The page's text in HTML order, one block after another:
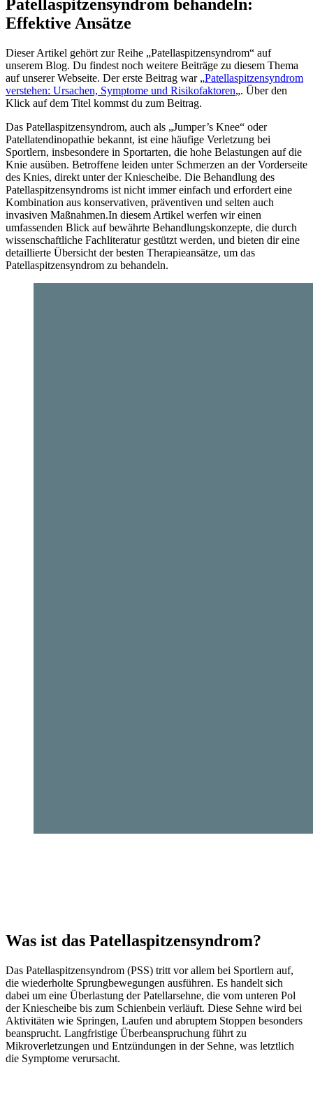
Patellaspitzensyndrom behandeln:
Effektive Ansätze
Dieser Artikel gehört zur Reihe „Patellaspitzensyndrom“ auf
unserem Blog. Du findest noch weitere Beiträge zu diesem Thema
auf unserer Webseite. Der erste Beitrag war „Patellaspitzensyndrom
verstehen: Ursachen, Symptome und Risikofaktoren„. Über den
Klick auf dem Titel kommst du zum Beitrag.
Das Patellaspitzensyndrom, auch als „Jumper’s Knee“ oder
Patellatendinopathie bekannt, ist eine häufige Verletzung bei
Sportlern, insbesondere in Sportarten, die hohe Belastungen auf die
Knie ausüben. Betroffene leiden unter Schmerzen an der Vorderseite
des Knies, direkt unter der Kniescheibe. Die Behandlung des
Patellaspitzensyndroms ist nicht immer einfach und erfordert eine
Kombination aus konservativen, präventiven und selten auch
invasiven Maßnahmen.In diesem Artikel werfen wir einen
umfassenden Blick auf bewährte Behandlungskonzepte, die durch
wissenschaftliche Fachliteratur gestützt werden, und bieten dir eine
detaillierte Übersicht der besten Therapieansätze, um das
Patellaspitzensyndrom zu behandeln.
Was ist das Patellaspitzensyndrom?
Das Patellaspitzensyndrom (PSS) tritt vor allem bei Sportlern auf,
die wiederholte Sprungbewegungen ausführen. Es handelt sich
dabei um eine Überlastung der Patellarsehne, die vom unteren Pol
der Kniescheibe bis zum Schienbein verläuft. Diese Sehne wird bei
Aktivitäten wie Springen, Laufen und abruptem Stoppen besonders
beansprucht. Langfristige Überbeanspruchung führt zu
Mikroverletzungen und Entzündungen in der Sehne, was letztlich
die Symptome verursacht.